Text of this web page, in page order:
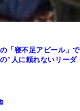
「寝不足アピール」で
"人に頼れないリーダ